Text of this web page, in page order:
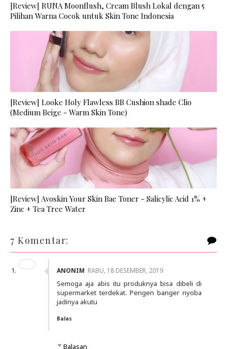
[Review] RUNA Moonflush, Cream Blush Lokal dengan 5
Pilihan Warna Cocok untuk Skin Tone Indonesia
[Review] Looke Holy Flawless BB Cushion shade Clio
(Medium Beige - Warm Skin Tone)
[Review] Avoskin Your Skin Bae Toner - Salicylic Acid 1% +
Zinc + Tea Tree Water
7 Komentar:
ANONIM RABU, 18 DESEMBER, 2019
Semoga aja abis itu produknya bisa dibeli di
supermarket terdekat. Pengen banger nyoba
jadinya akutu
Balas
Balasan